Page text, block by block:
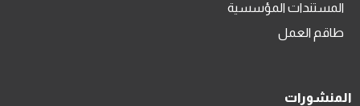
المستندات المؤسسية
طاقم العمل
المنشورات